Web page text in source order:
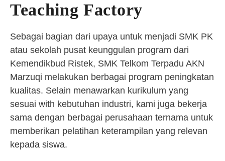
Teaching Factory
Sebagai bagian dari upaya untuk menjadi SMK PK
atau sekolah pusat keunggulan program dari
Kemendikbud Ristek, SMK Telkom Terpadu AKN
Marzuqi melakukan berbagai program peningkatan
kualitas. Selain menawarkan kurikulum yang
sesuai with kebutuhan industri, kami juga bekerja
sama dengan berbagai perusahaan ternama untuk
memberikan pelatihan keterampilan yang relevan
kepada siswa.